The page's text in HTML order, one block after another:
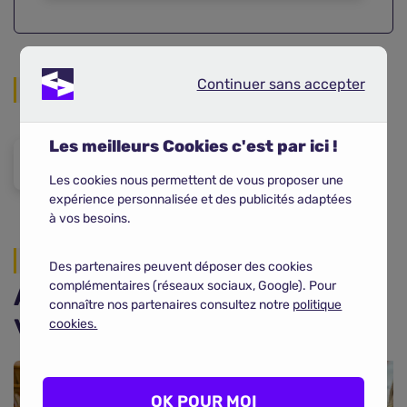
Partager sur les réseaux
En savoir plus
Assurance obsèques : on
vous dit tout
Continuer sans accepter
Les meilleurs Cookies c'est par ici !
Les cookies nous permettent de vous proposer une
expérience personnalisée et des publicités adaptées
à vos besoins.
Des partenaires peuvent déposer des cookies
complémentaires (réseaux sociaux, Google). Pour
connaître nos partenaires consultez notre politique
cookies.
OK POUR MOI
Continuer sans accepter